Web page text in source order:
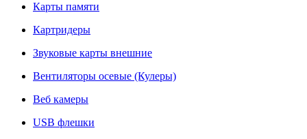
Карты памяти
Картридеры
Звуковые карты внешние
Вентиляторы осевые (Кулеры)
Веб камеры
USB флешки